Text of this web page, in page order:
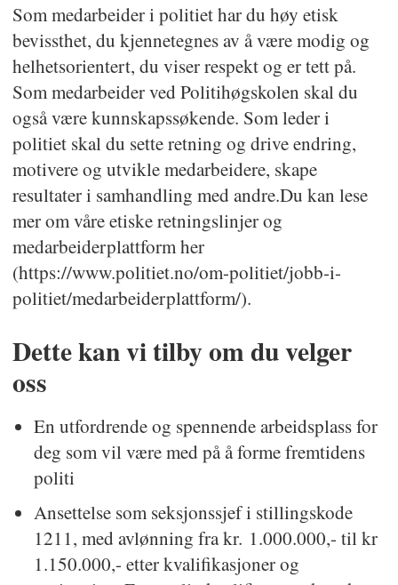
Som medarbeider i politiet har du høy etisk
bevissthet, du kjennetegnes av å være modig og
helhetsorientert, du viser respekt og er tett på.
Som medarbeider ved Politihøgskolen skal du
også være kunnskapssøkende. Som leder i
politiet skal du sette retning og drive endring,
motivere og utvikle medarbeidere, skape
resultater i samhandling med andre.Du kan lese
mer om våre etiske retningslinjer og
medarbeiderplattform her
(https://www.politiet.no/om-politiet/jobb-i-
politiet/medarbeiderplattform/).
Dette kan vi tilby om du velger
oss
En utfordrende og spennende arbeidsplass for
deg som vil være med på å forme fremtidens
politi
Ansettelse som seksjonssjef i stillingskode
1211, med avlønning fra kr. 1.000.000,- til kr
1.150.000,- etter kvalifikasjoner og